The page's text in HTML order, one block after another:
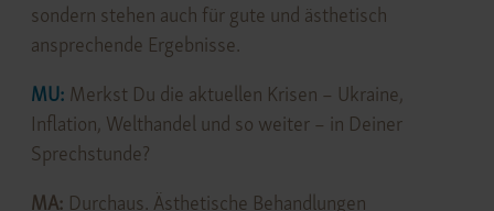
sondern stehen auch für gute und ästhetisch
ansprechende Ergebnisse.
MU: Merkst Du die aktuellen Krisen – Ukraine,
Inflation, Welthandel und so weiter – in Deiner
Sprechstunde?
MA: Durchaus. Ästhetische Behandlungen